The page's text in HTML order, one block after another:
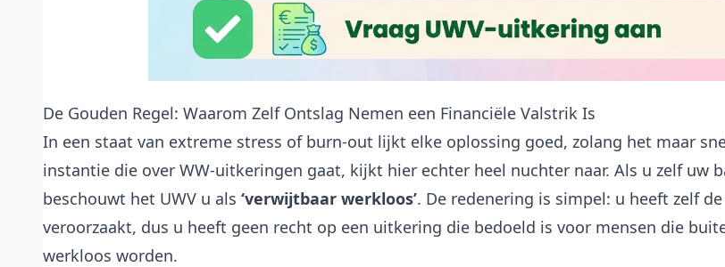
De Gouden Regel: Waarom Zelf Ontslag Nemen een Financiële Valstrik Is
In een staat van extreme stress of burn-out lijkt elke oplossing goed, zolang het maar
instantie die over WW-uitkeringen gaat, kijkt hier echter heel nuchter naar. Als u zelf uw
beschouwt het UWV u als ‘verwijtbaar werkloos’. De redenering is simpel: u heeft zelf
veroorzaakt, dus u heeft geen recht op een uitkering die bedoeld is voor mensen die
werkloos worden.